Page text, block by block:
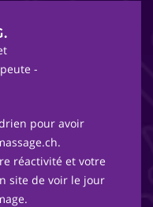
-
pour avoir
réactivité et votre
site de voir le jour